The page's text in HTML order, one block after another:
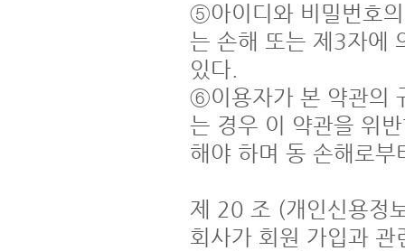
⑤아이디와 비밀번호
는 손해 또는 제3자에
있다.
⑥이용자가 본 약관의
는 경우 이 약관을 위
해야 하며 동 손해로
제 20 조 (개인신용정
회사가 회원 가입과